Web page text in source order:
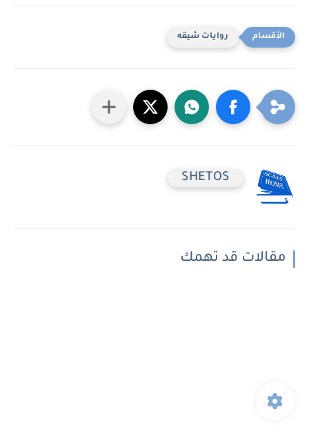
روايات شيقه
SHETOS
مقالات قد تهمك